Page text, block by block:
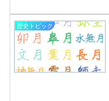
歴史トピック